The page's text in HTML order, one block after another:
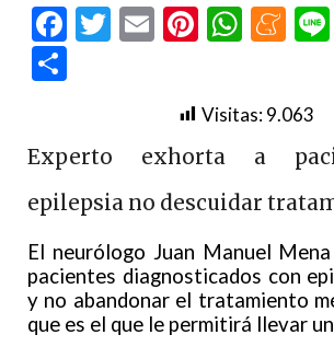
Facebook
Twitter
EmailPinterest
Visitas:9.063
Experto exhorta a
epilepsia no descuidar
El neurólogo Juan Manuel
pacientes diagnosticados con
y no abandonar el tratamiento
que es el que le permitirá llevar